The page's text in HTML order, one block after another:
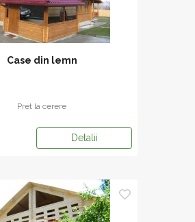
Case din lemn
Pret la cerere
Detalii